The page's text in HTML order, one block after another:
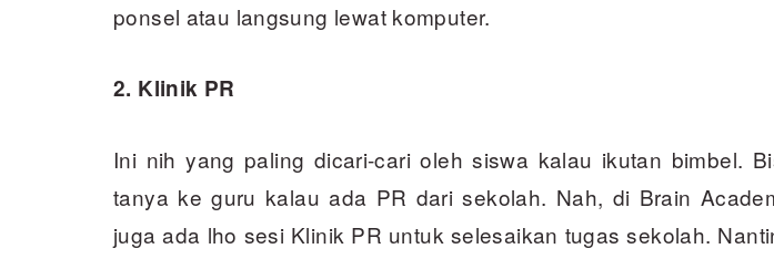
ponsel atau langsung lewat komputer.
2. Klinik PR
Ini nih yang paling dicari-cari oleh siswa kalau ikutan bimbel.
tanya ke guru kalau ada PR dari sekolah. Nah, di Brain
juga ada lho sesi Klinik PR untuk selesaikan tugas sekolah.